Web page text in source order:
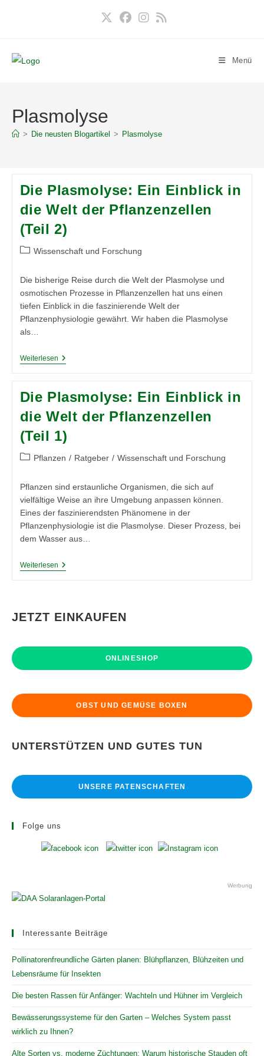
Menü
Plasmolyse
> Die neusten Blogartikel > Plasmolyse
Die Plasmolyse: Ein Einblick in
die Welt der Pflanzenzellen
(Teil 2)
Beitrags-
Wissenschaft und Forschung
Die bisherige Reise durch die Welt der Plasmolyse und
osmotischen Prozesse in Pflanzenzellen hat uns einen
tiefen Einblick in die faszinierende Welt der
Pflanzenphysiologie gewährt. Wir haben die Plasmolyse
als…
WeiterlesenDie
In
Welt
Der
Pflanzenzellen
(Teil
Die Plasmolyse: Ein Einblick in
die Welt der Pflanzenzellen
(Teil 1)
Beitrags-
Pflanzen / Ratgeber / Wissenschaft und Forschung
Pflanzen sind erstaunliche Organismen, die sich auf
vielfältige Weise an ihre Umgebung anpassen können.
Eines der faszinierendsten Phänomene in der
Pflanzenphysiologie ist die Plasmolyse. Dieser Prozess, bei
dem Wasser aus…
WeiterlesenDie
Die
Welt
JETZT EINKAUFEN
ONLINESHOP
OBST UND GEMÜSE BOXEN
UNTERSTÜTZEN UND GUTES TUN
UNSERE PATENSCHAFTEN
Folge uns
Werbung
Interessante Beiträge
Pollinatorenfreundliche Gärten planen: Blühpflanzen, Blühzeiten und
Lebensräume für Insekten
Die besten Rassen für Anfänger: Wachteln und Hühner im Vergleich
Bewässerungssysteme für den Garten – Welches System passt
wirklich zu Ihnen?
Alte Sorten vs. moderne Züchtungen: Warum historische Stauden oft